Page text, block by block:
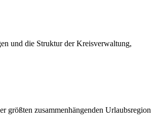
und die Struktur der Kreisverwaltung,
größten zusammenhängenden Urlaubsregion